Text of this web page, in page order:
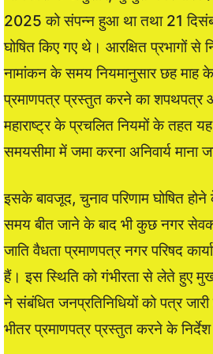
2025 को संपन्न हुआ था तथा 21
घोषित किए गए थे। आरक्षित प्रभागों से
नामांकन के समय नियमानुसार छह माह के
प्रमाणपत्र प्रस्तुत करने का शपथपत्र
महाराष्ट्र के प्रचलित नियमों के तहत यह
समयसीमा में जमा करना अनिवार्य माना
इसके बावजूद, चुनाव परिणाम घोषित
समय बीत जाने के बाद भी कुछ नगर
जाति वैधता प्रमाणपत्र नगर परिषद
हैं। इस स्थिति को गंभीरता से लेते हुए
ने संबंधित जनप्रतिनिधियों को पत्र
भीतर प्रमाणपत्र प्रस्तुत करने के निर्देश